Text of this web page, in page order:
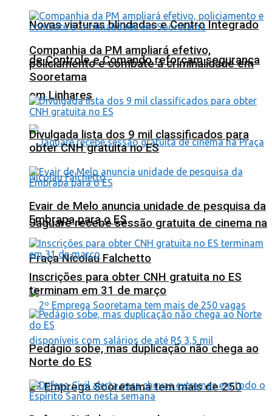
Novas viaturas blindadas e Centro Integrado
de Controle e Comando reforçam segurança
em Linhares
Jaguaré recebe sessão gratuita de cinema na
Praça Nicolau Falchetto
2º Emprega Sooretama tem mais de 250
Companhia da PM ampliará efetivo,
policiamento e combate à criminalidade em
Sooretama
Divulgada lista dos 9 mil classificados para
obter CNH gratuita no ES
Evair de Melo anuncia unidade de pesquisa da
Embrapa para o ES
Inscrições para obter CNH gratuita no ES
terminam em 31 de março
Pedágio sobe, mas duplicação não chega ao
Norte do ES